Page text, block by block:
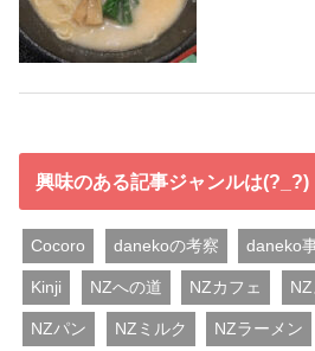
興味のある記事ジャンルは(?_?)
Cocoro danekoの考察 daneko
Kinji NZへの道 NZカフェ
NZパン NZミルク NZラーメン